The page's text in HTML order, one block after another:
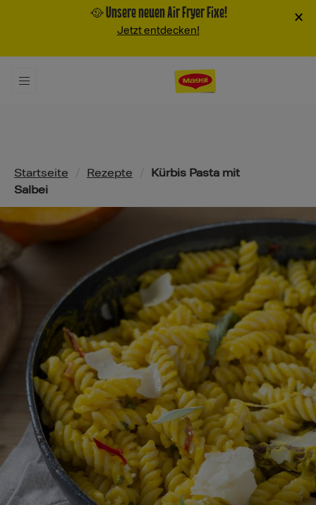
🥘 Unsere neuen Air Fryer Fixe!
Jetzt entdecken!
×
Pfadnavigation
Startseite Rezepte
Kürbis Pasta mit
Salbei